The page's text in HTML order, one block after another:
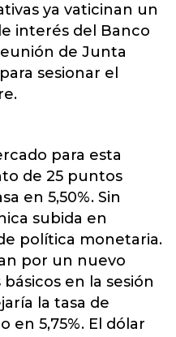
ya vaticinan un
interés del Banco
de Junta
sesionar el
para esta
de 25 puntos
en 5,50%. Sin
subida en
política monetaria.
por un nuevo
en la sesión
la tasa de
en 5,75%. El dólar